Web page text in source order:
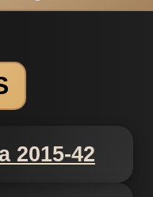
2015-42